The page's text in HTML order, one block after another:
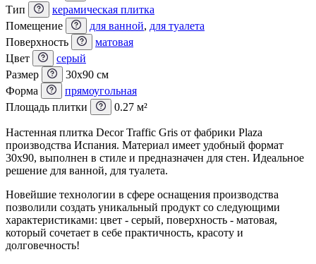
Тип
керамическая плитка
Помещение
для ванной, для туалета
Поверхность
матовая
Цвет
серый
Размер
30x90 см
Форма
прямоугольная
Площадь плитки
0.27 м²
Настенная плитка Decor Traffic Gris от фабрики Plaza
производства Испания. Материал имеет удобный формат
30x90, выполнен в стиле и предназначен для стен. Идеальное
решение для ванной, для туалета.
Новейшие технологии в сфере оснащения производства
позволили создать уникальный продукт со следующими
характеристиками: цвет - серый, поверхность - матовая,
который сочетает в себе практичность, красоту и
долговечность!